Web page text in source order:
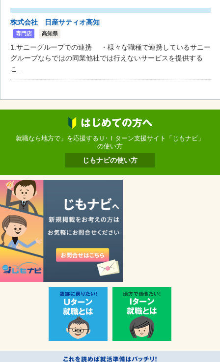
株式会社 日産サティオ高知
専門店 高知県
1.サニーグループでの連携 ・様々な職種で連携しているサニー
グループならではの同業他社では行えないサービスを提供する
こ...
就職なら地方で」を応援するＵ･Ｉターン支援サイト「じもナビ」
の使い方
じもナビの使い方